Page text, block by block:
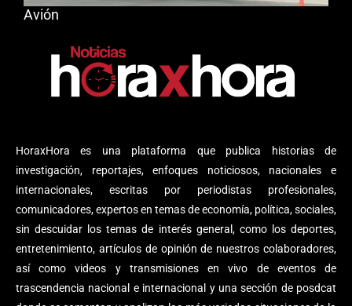
HoraxHora es una plataforma que publica historias de
investigación, reportajes, enfoques noticiosos, nacionales e
internacionales, escritas por periodistas profesionales,
comunicadores, expertos en temas de economía, política, sociales,
sin descuidar los temas de interés general, como los deportes,
entretenimiento, artículos de opinión de nuestros colaboradores,
así como videos y transmisiones en vivo de eventos de
trascendencia nacional e internacional y una sección de posdcat
Avión